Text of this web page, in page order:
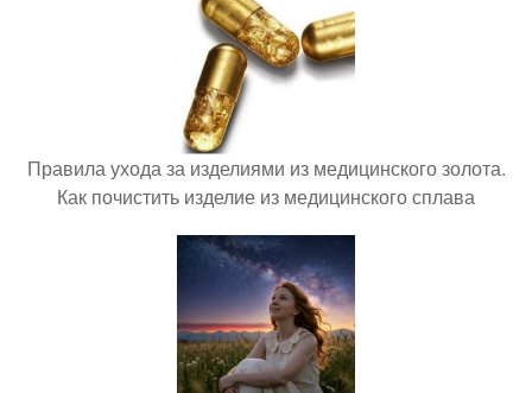
Правила ухода за изделиями из медицинского золота.
Как почистить изделие из медицинского сплава